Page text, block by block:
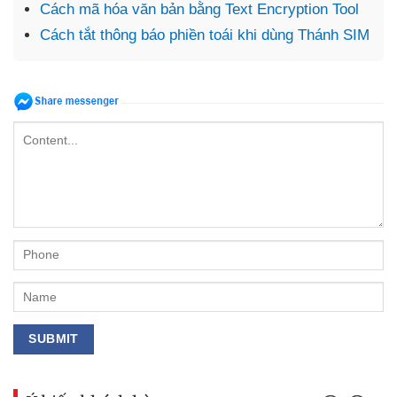
Cách mã hóa văn bản bằng Text Encryption Tool
Cách tắt thông báo phiền toái khi dùng Thánh SIM